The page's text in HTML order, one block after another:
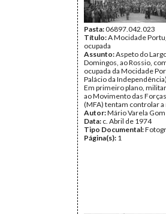
Pasta:06897.042.023
Título:A Mocidade
ocupada
Assunto:Aspeto do
Domingos, ao Rossio,
ocupada da Mocidade
Palácio da
Em primeiro plano,
ao Movimento das
(MFA) tentam controlar
Autor:Mário Varela
Data: c. Abril de 1974
Tipo Documental:
Página(s): 1